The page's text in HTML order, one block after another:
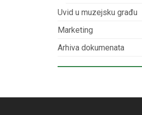
Uvid u muzejsku građu
Marketing
Arhiva dokumenata